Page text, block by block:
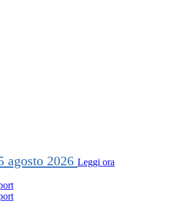
agosto 2026 Leggi ora